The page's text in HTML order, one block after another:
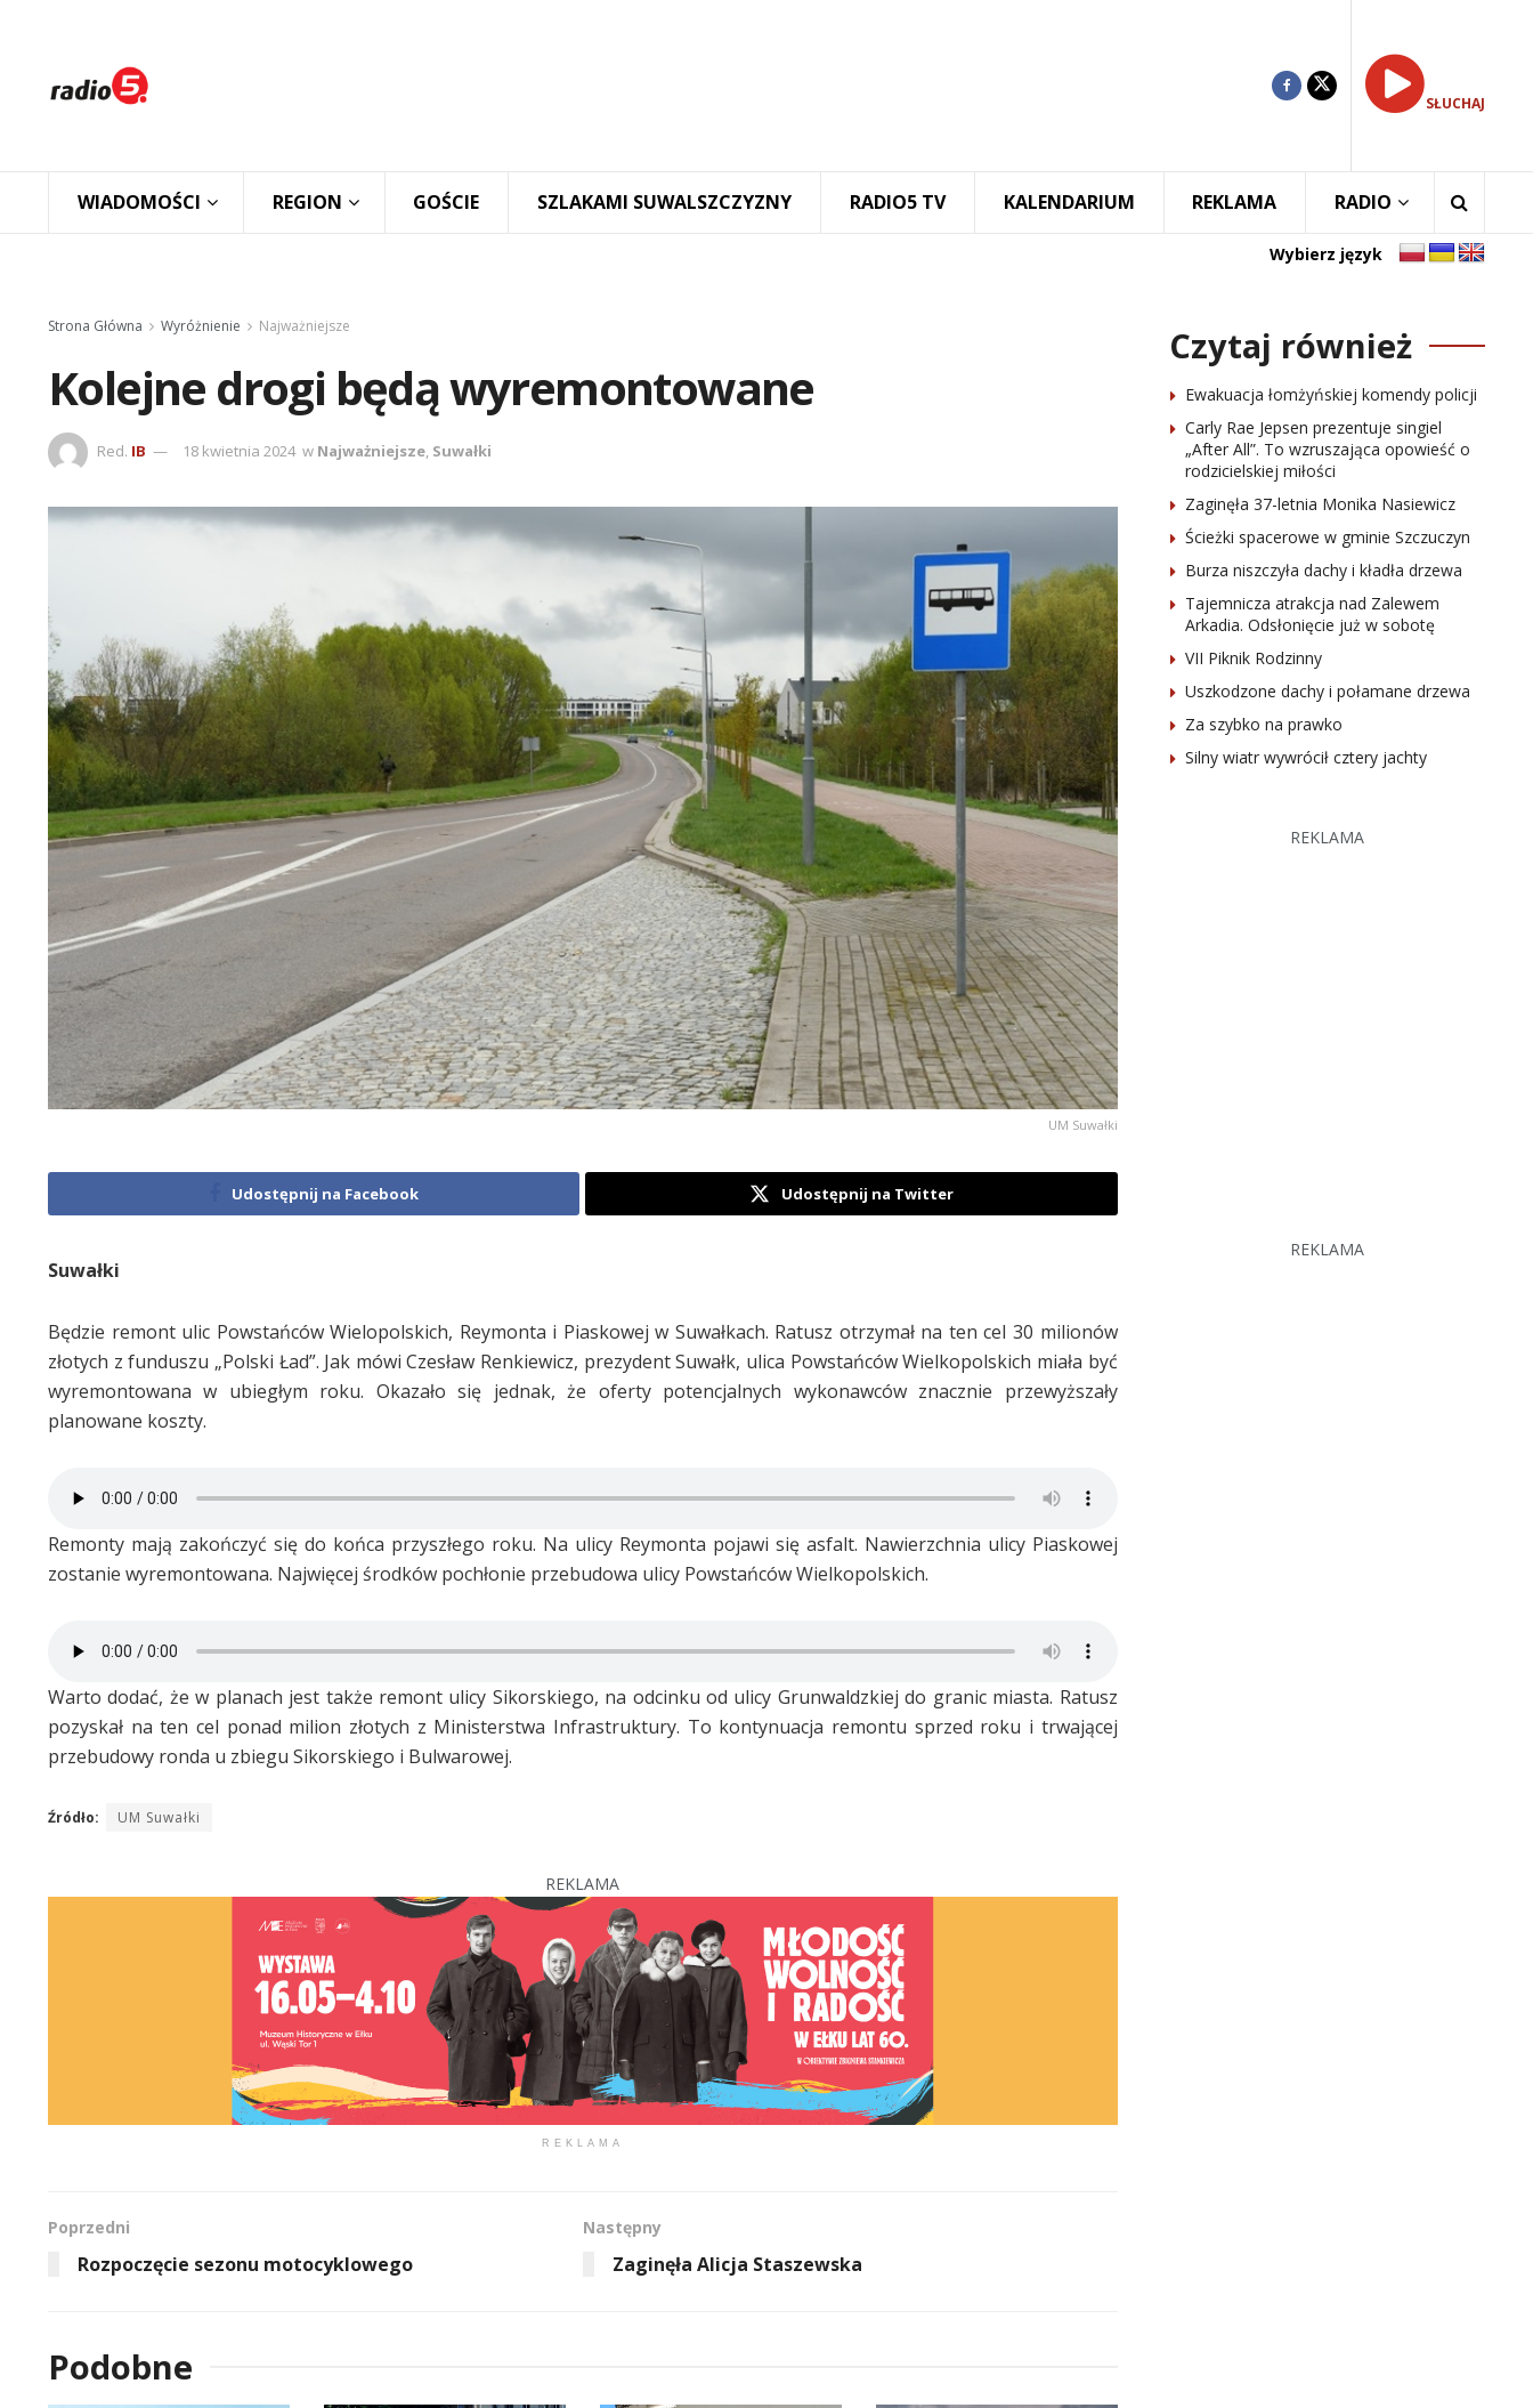
SŁUCHAJ
WIADOMOŚCI REGION GOŚCIE SZLAKAMI SUWALSZCZYZNY RADIO5 TV KALENDARIUM REKLAMA RADIO
Wybierz język
Strona Główna Wyróżnienie Najważniejsze
Kolejne drogi będą wyremontowane
Red. IB 18 kwietnia 2024 w Najważniejsze, Suwałki
UM Suwałki
Udostępnij na Facebook Udostępnij na Twitter
Suwałki
Będzie remont ulic Powstańców Wielopolskich, Reymonta i Piaskowej w Suwałkach. Ratusz otrzymał na ten cel 30 milionów
złotych z funduszu „Polski Ład”. Jak mówi Czesław Renkiewicz, prezydent Suwałk, ulica Powstańców Wielkopolskich miała być
wyremontowana w ubiegłym roku. Okazało się jednak, że oferty potencjalnych wykonawców znacznie przewyższały
planowane koszty.
Remonty mają zakończyć się do końca przyszłego roku. Na ulicy Reymonta pojawi się asfalt. Nawierzchnia ulicy Piaskowej
zostanie wyremontowana. Najwięcej środków pochłonie przebudowa ulicy Powstańców Wielkopolskich.
Warto dodać, że w planach jest także remont ulicy Sikorskiego, na odcinku od ulicy Grunwaldzkiej do granic miasta. Ratusz
pozyskał na ten cel ponad milion złotych z Ministerstwa Infrastruktury. To kontynuacja remontu sprzed roku i trwającej
przebudowy ronda u zbiegu Sikorskiego i Bulwarowej.
Źródło: UM Suwałki
REKLAMA
REKLAMA
Poprzedni
Rozpoczęcie sezonu motocyklowego
Następny
Zaginęła Alicja Staszewska
Podobne
Czytaj również
Ewakuacja łomżyńskiej komendy policji
Carly Rae Jepsen prezentuje singiel
„After All”. To wzruszająca opowieść o
rodzicielskiej miłości
Zaginęła 37-letnia Monika Nasiewicz
Ścieżki spacerowe w gminie Szczuczyn
Burza niszczyła dachy i kładła drzewa
Tajemnicza atrakcja nad Zalewem
Arkadia. Odsłonięcie już w sobotę
VII Piknik Rodzinny
Uszkodzone dachy i połamane drzewa
Za szybko na prawko
Silny wiatr wywrócił cztery jachty
REKLAMA
REKLAMA